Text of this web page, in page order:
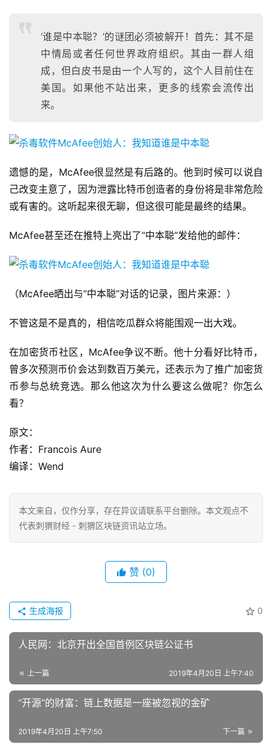
‘谁是中本聪？’的谜团必须被解开！首先：其不是
中情局或者任何世界政府组织。其由一群人组
成，但白皮书是由一个人写的，这个人目前住在
美国。如果他不站出来，更多的线索会流传出
来。
遗憾的是，McAfee很显然是有后路的。他到时候可以说自
己改变主意了，因为泄露比特币创造者的身份将是非常危险
或有害的。这听起来很无聊，但这很可能是最终的结果。
McAfee甚至还在推特上亮出了“中本聪”发给他的邮件：
（McAfee晒出与“中本聪”对话的记录，图片来源：）
不管这是不是真的，相信吃瓜群众将能围观一出大戏。
在加密货币社区，McAfee争议不断。他十分看好比特币，
曾多次预测币价会达到数百万美元，还表示为了推广加密货
币参与总统竞选。那么他这次为什么要这么做呢？你怎么
看？
原文：
作者：Francois Aure
编译：Wend
本文来自 ，仅作分享，存在异议请联系平台删除。本文观点不
代表刺猬财经 - 刺猬区块链资讯站立场。
赞 (0)
0
生成海报
人民网：北京开出全国首例区块链公证书
上一篇 2019年4月20日 上午7:40
“开源“的财富：链上数据是一座被忽视的金矿
下一篇
2019年4月20日 上午7:50